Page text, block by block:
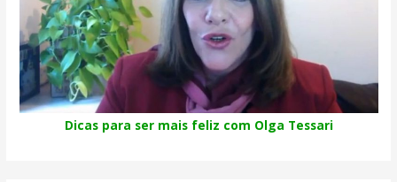
Dicas para ser mais feliz com Olga Tessari